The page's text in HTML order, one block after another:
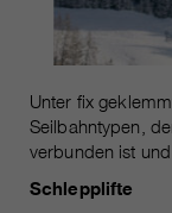
Unter fix
Seilbahntypen,
verbunden ist
Schlepplifte
Name
Name
Anbieter
Laufzeit